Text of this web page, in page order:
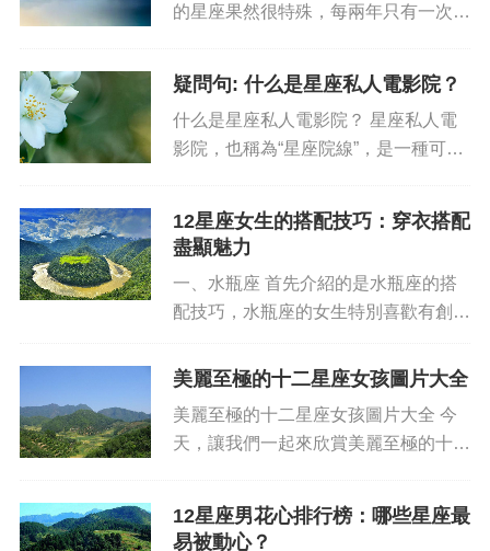
的星座果然很特殊，每兩年只有一次，
座。根據傳統的火星時代無疆界星象學
發現，距離3700...
疑問句: 什么是星座私人電影院？
什么是星座私人電影院？ 星座私人電
影院，也稱為“星座院線”，是一種可以
立，從2007年開始廣泛流行。現在，
它已經基本上成了一種國際...
12星座女生的搭配技巧：穿衣搭配
盡顯魅力
一、水瓶座 首先介紹的是水瓶座的搭
配技巧，水瓶座的女生特別喜歡有創
常把多種風格結合在一起，這樣就可以
水瓶座喜歡張揚活潑的話題，也...
美麗至極的十二星座女孩圖片大全
美麗至極的十二星座女孩圖片大全 今
天，讓我們一起來欣賞美麗至極的十二
女，更能夠感受到每個星座女孩的特
12星座男花心排行榜：哪些星座最
易被動心？